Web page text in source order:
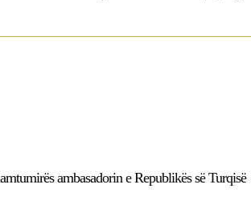
ambasadorin e Republikës së Turqisë